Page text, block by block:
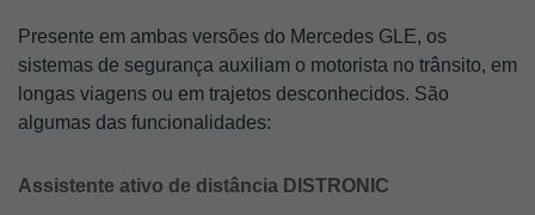
Presente em ambas versões do Mercedes GLE, os
sistemas de segurança auxiliam o motorista no trânsito, em
longas viagens ou em trajetos desconhecidos. São
algumas das funcionalidades:
Assistente ativo de distância DISTRONIC